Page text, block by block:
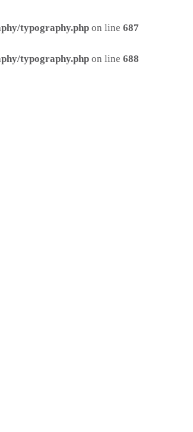
typography.php on line 687
typography.php on line 688